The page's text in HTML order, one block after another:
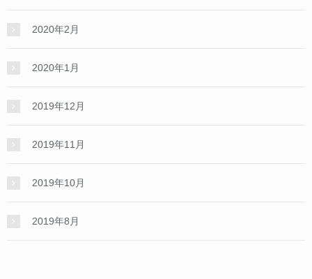
2020年2月
2020年1月
2019年12月
2019年11月
2019年10月
2019年8月